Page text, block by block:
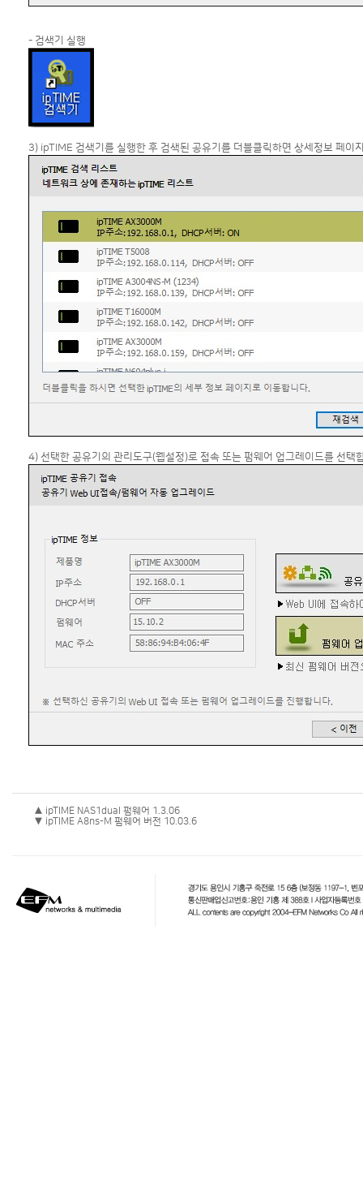
- 검색기 실행
3) ipTIME 검색기를 실행한 후 검색된 공유기를 더블클릭하면 상세정보 페이
4) 선택한 공유기의 관리도구(웹설정)로 접속 또는 펌웨어 업그레이드를 선택
▲ ipTIME NAS1dual 펌웨어 1.3.06
▼ ipTIME A8ns-M 펌웨어 버전 10.03.6